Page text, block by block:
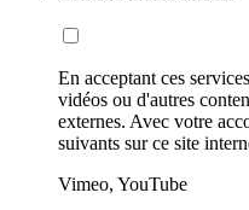
En acceptant ces
vidéos ou d'autres
externes. Avec votre
suivants sur ce site
Vimeo, YouTube